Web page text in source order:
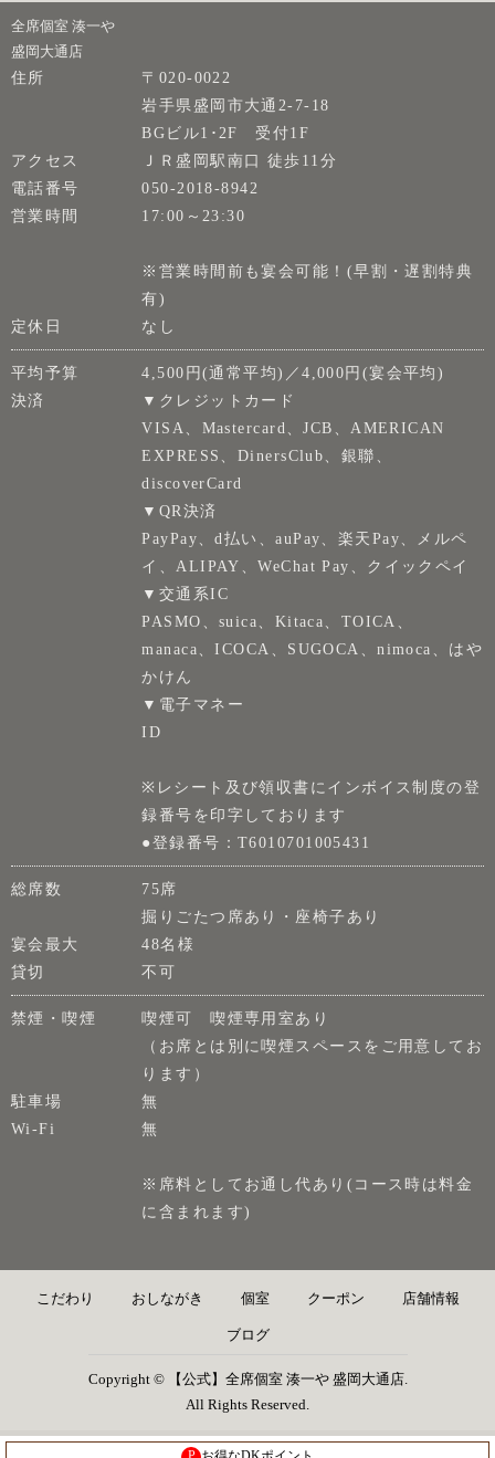
全席個室 湊一や
盛岡大通店
住所
〒020-0022
岩手県盛岡市大通2-7-18
BGビル1･2F 受付1F
アクセス
ＪＲ盛岡駅南口 徒歩11分
電話番号
050-2018-8942
営業時間
17:00～23:30
※営業時間前も宴会可能！(早割・遅割特典
有)
定休日
なし
平均予算
4,500円(通常平均)／4,000円(宴会平均)
決済
▼クレジットカード
VISA、Mastercard、JCB、AMERICAN
EXPRESS、DinersClub、銀聯、
discoverCard
▼QR決済
PayPay、d払い、auPay、楽天Pay、メルペ
イ、ALIPAY、WeChat Pay、クイックペイ
▼交通系IC
PASMO、suica、Kitaca、TOICA、
manaca、ICOCA、SUGOCA、nimoca、はや
かけん
▼電子マネー
ID
※レシート及び領収書にインボイス制度の登
録番号を印字しております
●登録番号：T6010701005431
総席数
75席
掘りごたつ席あり・座椅子あり
宴会最大
48名様
貸切
不可
禁煙・喫煙
喫煙可 喫煙専用室あり
（お席とは別に喫煙スペースをご用意してお
ります）
駐車場
無
Wi-Fi
無
※席料としてお通し代あり(コース時は料金
に含まれます)
こだわり おしながき 個室 クーポン 店舗情報
ブログ
Copyright © 【公式】全席個室 湊一や 盛岡大通店.
All Rights Reserved.